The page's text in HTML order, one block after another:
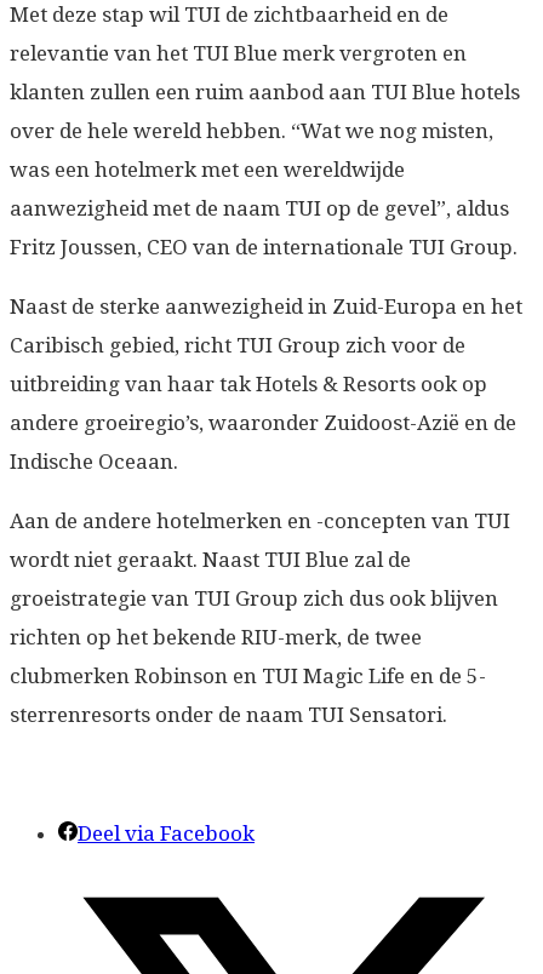
Met deze stap wil TUI de zichtbaarheid en de
relevantie van het TUI Blue merk vergroten en
klanten zullen een ruim aanbod aan TUI Blue hotels
over de hele wereld hebben. “Wat we nog misten,
was een hotelmerk met een wereldwijde
aanwezigheid met de naam TUI op de gevel”, aldus
Fritz Joussen, CEO van de internationale TUI Group.
Naast de sterke aanwezigheid in Zuid-Europa en het
Caribisch gebied, richt TUI Group zich voor de
uitbreiding van haar tak Hotels & Resorts ook op
andere groeiregio’s, waaronder Zuidoost-Azië en de
Indische Oceaan.
Aan de andere hotelmerken en -concepten van TUI
wordt niet geraakt. Naast TUI Blue zal de
groeistrategie van TUI Group zich dus ook blijven
richten op het bekende RIU-merk, de twee
clubmerken Robinson en TUI Magic Life en de 5-
sterrenresorts onder de naam TUI Sensatori.
Deel via Facebook